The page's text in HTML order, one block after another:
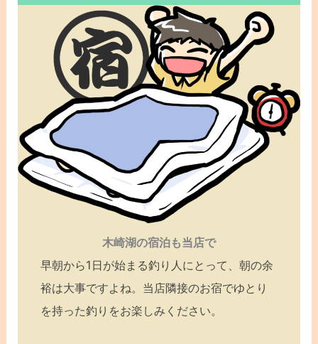
木崎湖の宿泊も当店で
早朝から1日が始まる釣り人にとって、朝の余
裕は大事ですよね。当店隣接のお宿でゆとり
を持った釣りをお楽しみください。